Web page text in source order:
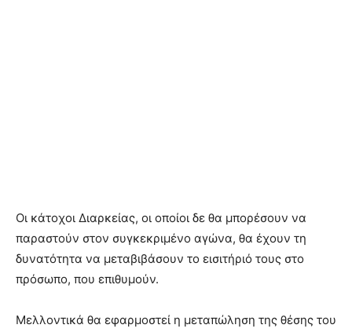
Οι κάτοχοι Διαρκείας, οι οποίοι δε θα μπορέσουν να
παραστούν στον συγκεκριμένο αγώνα, θα έχουν τη
δυνατότητα να μεταβιβάσουν το εισιτήριό τους στο
πρόσωπο, που επιθυμούν.
Μελλοντικά θα εφαρμοστεί η μεταπώληση της θέσης του